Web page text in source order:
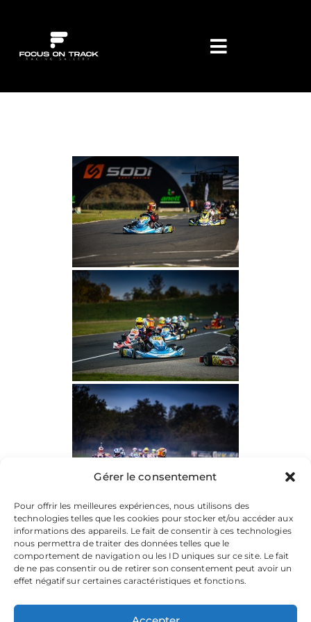
Gérer le consentement
Pour offrir les meilleures expériences, nous utilisons des
technologies telles que les cookies pour stocker et/ou accéder aux
informations des appareils. Le fait de consentir à ces technologies
nous permettra de traiter des données telles que le
comportement de navigation ou les ID uniques sur ce site. Le fait
de ne pas consentir ou de retirer son consentement peut avoir un
effet négatif sur certaines caractéristiques et fonctions.